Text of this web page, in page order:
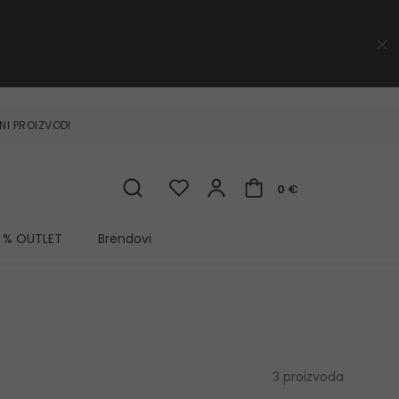
PROIZVODI
0 €
% OUTLET Brendovi
3 proizvoda